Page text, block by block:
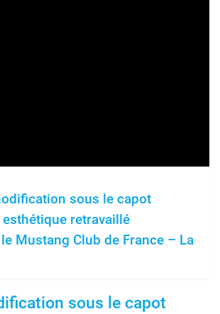
sous le capot
esthétique retravaillé
Mustang Club de France – La
sous le capot